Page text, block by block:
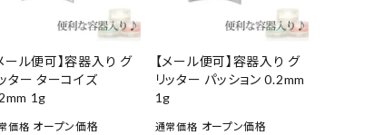
ール便可】容器入り グ
ター ターコイズ
1g
価格 オープン価格
【メール便可】容器入り グ
リッター パッション 0.2mm
1g
通常価格 オープン価格